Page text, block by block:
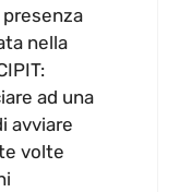
nella
ad una
avviare
volte